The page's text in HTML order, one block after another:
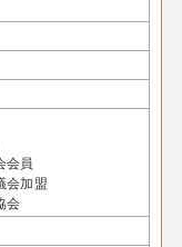
会員
会加盟
会